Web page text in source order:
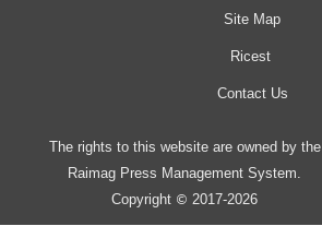
Site Map
Ricest
Contact Us
The rights to this website are owned by the
Raimag Press Management System.
Copyright © 2017-2026